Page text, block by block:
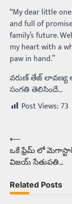
“My dear little
and full of
family’s future.
my heart with a
paw in hand.”
వరుణ్ తేజ్ లావణ్య
సంగతి తెలిసిందే…
Post Views: 73
Post
navigation
⟵
ఒకే ఫ్రేమ్ లో
విజయ్ సేతుపతి…
Related Posts